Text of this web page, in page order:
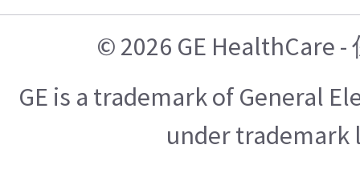
© 2026 GE HealthCare
GE is a trademark of General
under trademark